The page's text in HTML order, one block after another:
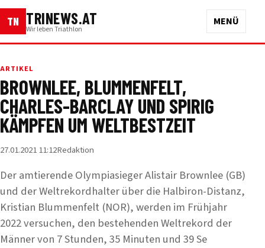
TN TRINEWS.AT
Wir leben Triathlon
MENÜ
ARTIKEL
BROWNLEE, BLUMMENFELT,
CHARLES-BARCLAY UND SPIRIG
KÄMPFEN UM WELTBESTZEIT
27.01.2021 11:12Redaktion
Der amtierende Olympiasieger Alistair Brownlee (GB)
und der Weltrekordhalter über die Halbiron-Distanz,
Kristian Blummenfelt (NOR), werden im Frühjahr
2022 versuchen, den bestehenden Weltrekord der
Männer von 7 Stunden, 35 Minuten und 39 Se